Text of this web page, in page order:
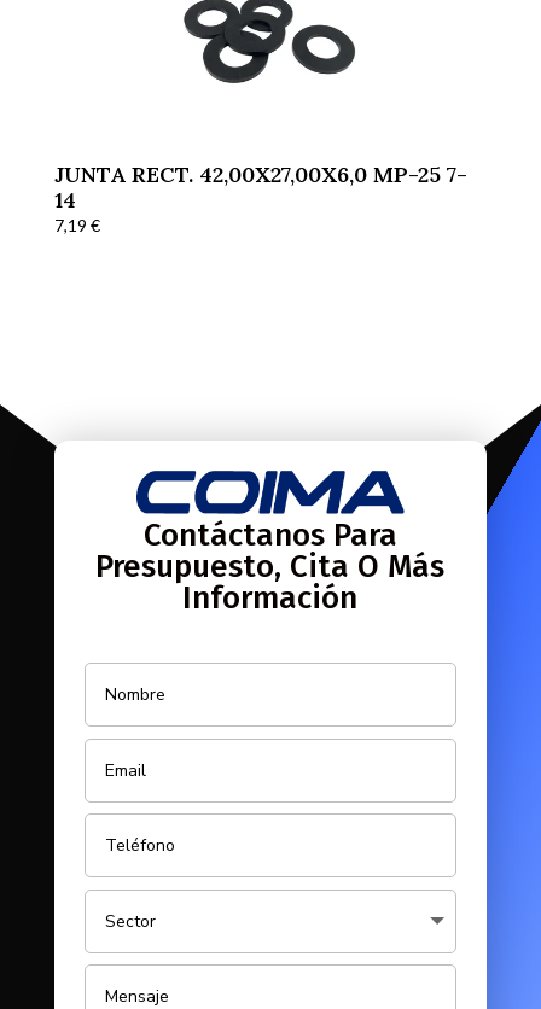
JUNTA RECT. 42,00X27,00X6,0 MP-25 7-
14
7,19 €
Contáctanos Para
Presupuesto, Cita O Más
Información